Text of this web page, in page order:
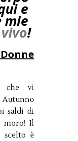
e
mie
!
che vi
saldi di
moro! Il
scelto è